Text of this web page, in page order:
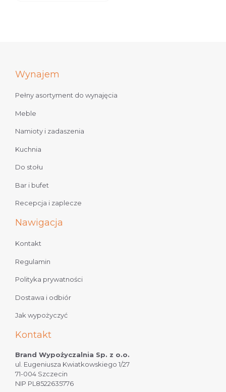
Wynajem
Pełny asortyment do wynajęcia
Meble
Namioty i zadaszenia
Kuchnia
Do stołu
Bar i bufet
Recepcja i zaplecze
Nawigacja
Kontakt
Regulamin
Polityka prywatności
Dostawa i odbiór
Jak wypożyczyć
Kontakt
Brand Wypożyczalnia Sp. z o.o.
ul. Eugeniusza Kwiatkowskiego 1/27
71-004 Szczecin
NIP PL8522635776